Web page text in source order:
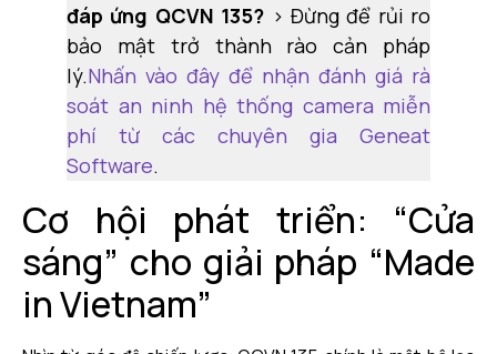
đáp ứng QCVN 135? > Đừng để rủi ro
bảo mật trở thành rào cản pháp
lý.Nhấn vào đây để nhận đánh giá rà
soát an ninh hệ thống camera miễn
phí từ các chuyên gia Geneat
Software.
Cơ hội phát triển: “Cửa
sáng” cho giải pháp “Made
in Vietnam”